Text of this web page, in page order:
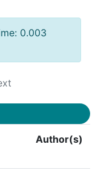
0.003
Author(s)